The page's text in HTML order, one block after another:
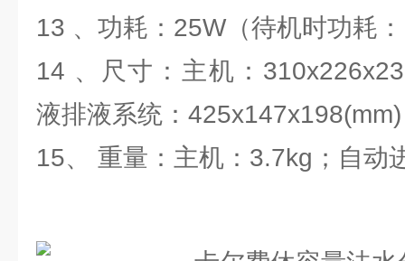
13 、功耗：25W（待机时功耗
14 、尺寸：主机：
液排液系统：425x147x198(mm)
15、 重量：主机：3.7kg；自动